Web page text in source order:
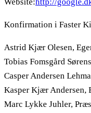
Konfirmation i Faster
Astrid Kjær Olesen,
Tobias Fomsgård
Casper Andersen
Kasper Kjær Andersen,
Marc Lykke Juhler,